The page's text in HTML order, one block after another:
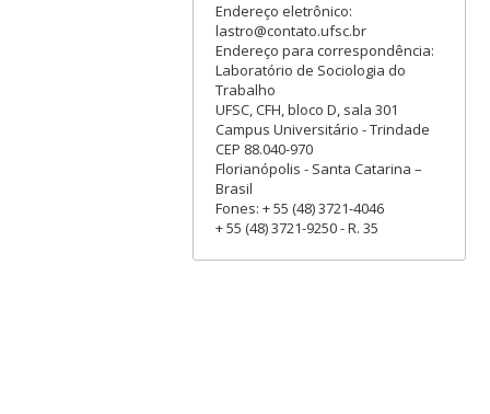
Endereço eletrônico:
lastro@contato.ufsc.br
Endereço para correspondência:
Laboratório de Sociologia do
Trabalho
UFSC, CFH, bloco D, sala 301
Campus Universitário - Trindade
CEP 88.040-970
Florianópolis - Santa Catarina –
Brasil
Fones: + 55 (48) 3721-4046
+ 55 (48) 3721-9250 - R. 35